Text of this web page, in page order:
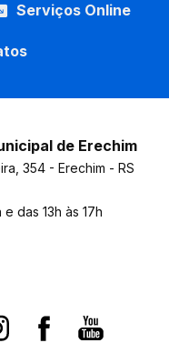
Serviços Online
de Erechim
354 - Erechim - RS
e das 13h às 17h